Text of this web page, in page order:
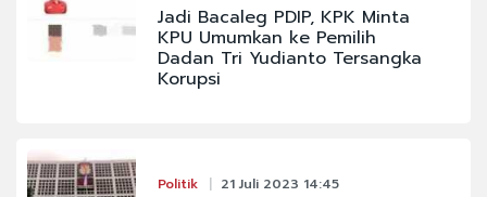
Jadi Bacaleg PDIP, KPK Minta
KPU Umumkan ke Pemilih
Dadan Tri Yudianto Tersangka
Korupsi
Politik 21 Juli 2023 14:45